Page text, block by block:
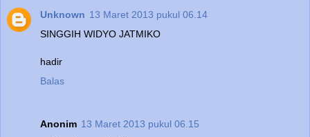
Unknown 13 Maret 2013 pukul 06.14
SINGGIH WIDYO JATMIKO
hadir
Balas
Anonim 13 Maret 2013 pukul 06.15